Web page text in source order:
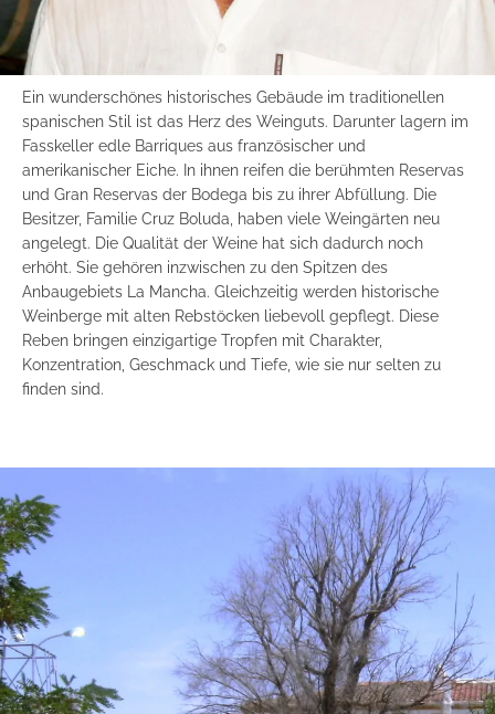
Ein wunderschönes historisches Gebäude im traditionellen
spanischen Stil ist das Herz des Weinguts. Darunter lagern im
Fasskeller edle Barriques aus französischer und
amerikanischer Eiche. In ihnen reifen die berühmten Reservas
und Gran Reservas der Bodega bis zu ihrer Abfüllung. Die
Besitzer, Familie Cruz Boluda, haben viele Weingärten neu
angelegt. Die Qualität der Weine hat sich dadurch noch
erhöht. Sie gehören inzwischen zu den Spitzen des
Anbaugebiets La Mancha. Gleichzeitig werden historische
Weinberge mit alten Rebstöcken liebevoll gepflegt. Diese
Reben bringen einzigartige Tropfen mit Charakter,
Konzentration, Geschmack und Tiefe, wie sie nur selten zu
finden sind.